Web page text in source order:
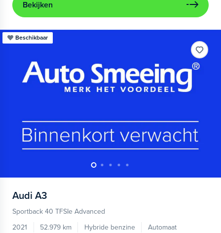
Bekijken
Beschikbaar
Audi A3
Sportback 40 TFSIe Advanced
2021
52.979 km Hybride benzine
Automaat